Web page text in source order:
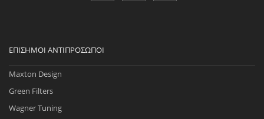
ΕΠΊΣΗΜΟΙ ΑΝΤΙΠΡΌΣΩΠΟΙ
Maxton Design
Green Filters
Wagner Tuning